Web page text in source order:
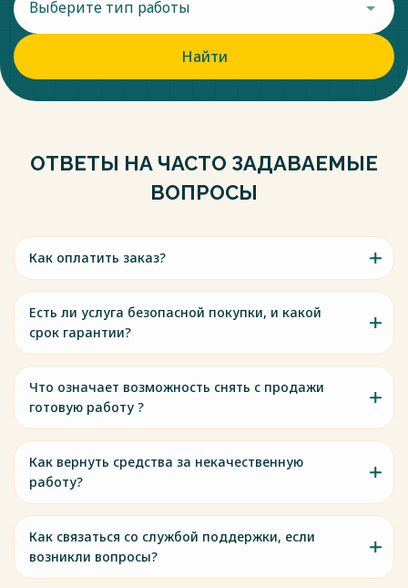
Выберите тип работы
Найти
ОТВЕТЫ НА ЧАСТО ЗАДАВАЕМЫЕ
ВОПРОСЫ
Как оплатить заказ?
Есть ли услуга безопасной покупки, и какой
срок гарантии?
Что означает возможность снять с продажи
готовую работу ?
Как вернуть средства за некачественную
работу?
Как связаться со службой поддержки, если
возникли вопросы?